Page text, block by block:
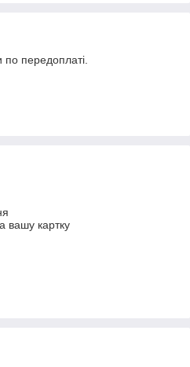
по передоплаті.
вашу картку